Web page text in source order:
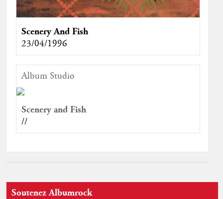
Scenery And Fish
23/04/1996
Album Studio
Scenery and Fish
//
Soutenez Albumrock